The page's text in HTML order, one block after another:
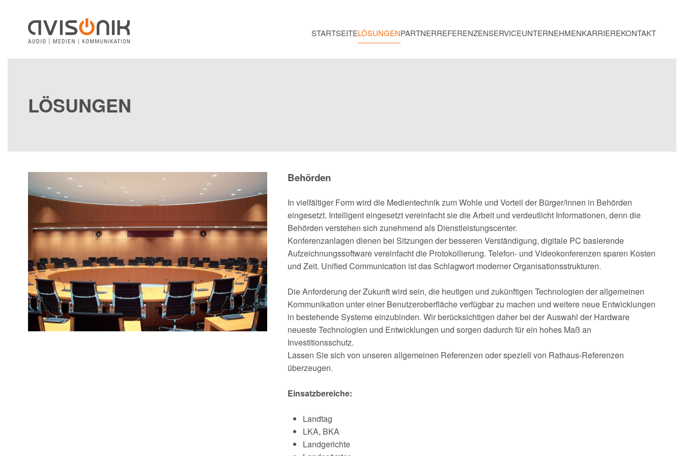
Skip to main content STARTSEITELÖSUNGENPARTNERREFERENZENSERVICEUNTERNEHMENKARRIEREKONTAKT
LÖSUNGEN
Behörden
In vielfältiger Form wird die Medientechnik zum Wohle und Vorteil der Bürger/innen in Behörden
eingesetzt. Intelligent eingesetzt vereinfacht sie die Arbeit und verdeutlicht Informationen, denn die
Behörden verstehen sich zunehmend als Dienstleistungscenter.
Konferenzanlagen dienen bei Sitzungen der besseren Verständigung, digitale PC basierende
Aufzeichnungssoftware vereinfacht die Protokollierung. Telefon- und Videokonferenzen sparen Kosten
und Zeit. Unified Communication ist das Schlagwort moderner Organisationsstrukturen.
Die Anforderung der Zukunft wird sein, die heutigen und zukünftigen Technologien der allgemeinen
Kommunikation unter einer Benutzeroberfläche verfügbar zu machen und weitere neue Entwicklungen
in bestehende Systeme einzubinden. Wir berücksichtigen daher bei der Auswahl der Hardware
neueste Technologien und Entwicklungen und sorgen dadurch für ein hohes Maß an
Investitionsschutz.
Lassen Sie sich von unseren allgemeinen Referenzen oder speziell von Rathaus-Referenzen
überzeugen.
Einsatzbereiche:
Landtag
LKA, BKA
Landgerichte